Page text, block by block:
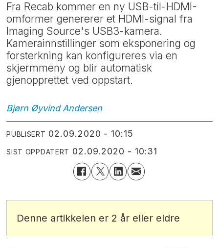
Fra Recab kommer en ny USB-til-HDMI-
omformer genererer et HDMI-signal fra
Imaging Source's USB3-kamera.
Kamerainnstillinger som eksponering og
forsterkning kan konfigureres via en
skjermmeny og blir automatisk
gjenopprettet ved oppstart.
Bjørn Øyvind Andersen
PUBLISERT 02.09.2020 - 10:15
SIST OPPDATERT 02.09.2020 - 10:31
Denne artikkelen er 2 år eller eldre